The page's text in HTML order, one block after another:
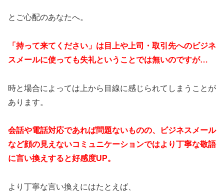
とご心配のあなたへ。
「持って来てください」は 目上や上司・取引先へのビジネ
スメールに使っても失礼ということでは無いのですが…
時と場合によっては上から目線に感じられてしまうことが
あります。
会話や電話対応であれば問題ないものの、ビジネスメール
など顔の見えないコミュニケーションではより丁寧な敬語
に言い換えすると好感度UP。
より丁寧な言い換えにはたとえば、